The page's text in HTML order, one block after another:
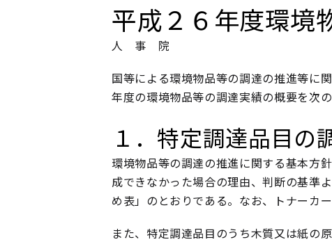
平成２６年度環境
人 事 院
国等による環境物品等の調達の推進等に
年度の環境物品等の調達実績の概要を次
１．特定調達品目の
環境物品等の調達の推進に関する基本方
成できなかった場合の理由、判断の基準
め表」のとおりである。なお、トナーカ
また、特定調達品目のうち木質又は紙の